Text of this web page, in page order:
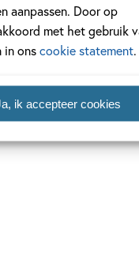
aanpassen. Door op
met het gebruik
in onscookie statement.
ik accepteer cookies